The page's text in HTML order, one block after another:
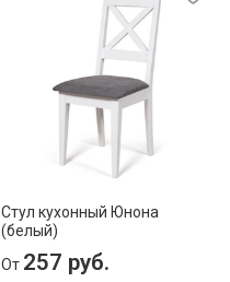
Стул кухонный Юнона
(белый)
От 257 руб.